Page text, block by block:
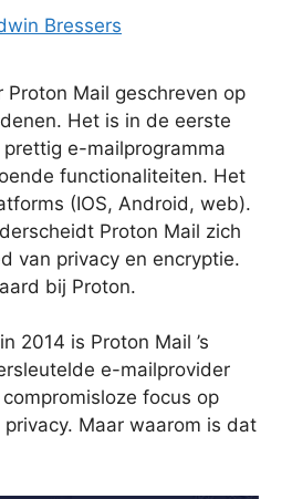
Bressers
Proton Mail geschreven op
Het is in de eerste
e-mailprogramma
functionaliteiten. Het
(IOS, Android, web).
Proton Mail zich
van privacy en encryptie.
bij Proton.
2014 is Proton Mail ’s
e-mailprovider
focus op
Maar waarom is dat